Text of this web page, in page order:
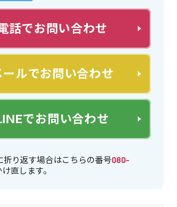
話でお問い合わせ
ールでお問い合わせ
でお問い合わせ
り返す場合はこちらの番号080-
直します。